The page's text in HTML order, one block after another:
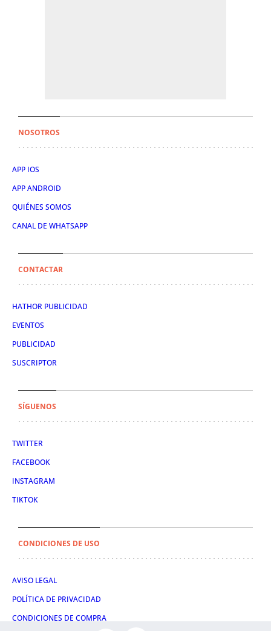
NOSOTROS
APP IOS
APP ANDROID
QUIÉNES SOMOS
CANAL DE WHATSAPP
CONTACTAR
HATHOR PUBLICIDAD
EVENTOS
PUBLICIDAD
SUSCRIPTOR
SÍGUENOS
TWITTER
FACEBOOK
INSTAGRAM
TIKTOK
CONDICIONES DE USO
AVISO LEGAL
POLÍTICA DE PRIVACIDAD
CONDICIONES DE COMPRA